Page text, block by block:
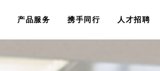
产品服务 携手同行 人才招聘